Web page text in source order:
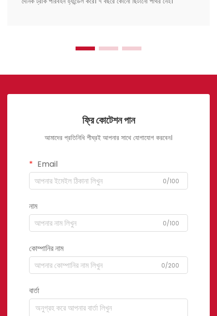
ফ্রি কোটেশন পান
আমাদের প্রতিনিধি শীঘ্রই আপনার সাথে যোগাযোগ করবেন।
Email
0/100
নাম
0/100
কোম্পানির নাম
0/200
বার্তা